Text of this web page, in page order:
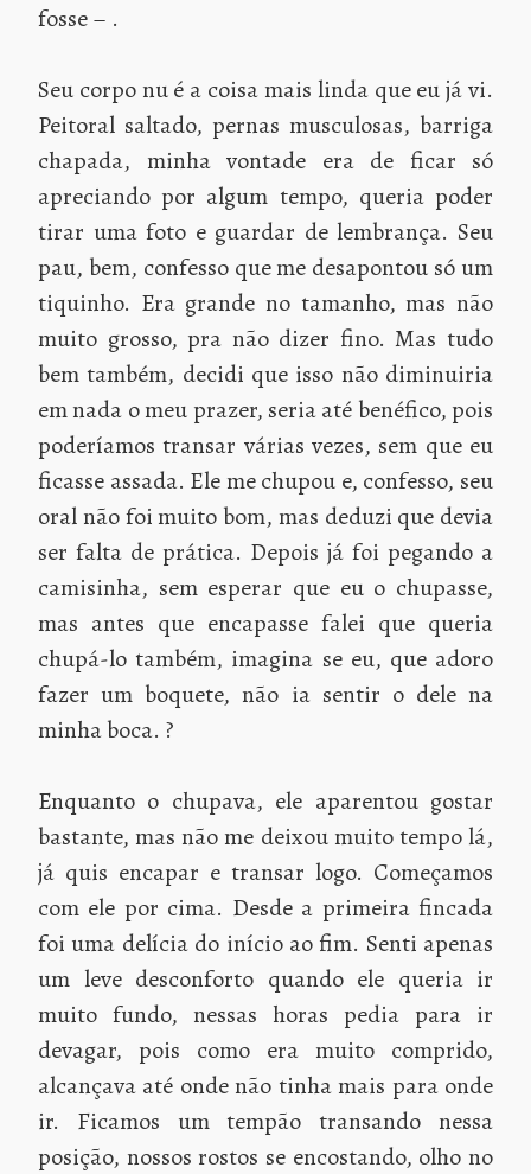
fosse – .
Seu corpo nu é a coisa mais linda que eu já vi.
Peitoral saltado, pernas musculosas, barriga
chapada, minha vontade era de ficar só
apreciando por algum tempo, queria poder
tirar uma foto e guardar de lembrança. Seu
pau, bem, confesso que me desapontou só um
tiquinho. Era grande no tamanho, mas não
muito grosso, pra não dizer fino. Mas tudo
bem também, decidi que isso não diminuiria
em nada o meu prazer, seria até benéfico, pois
poderíamos transar várias vezes, sem que eu
ficasse assada. Ele me chupou e, confesso, seu
oral não foi muito bom, mas deduzi que devia
ser falta de prática. Depois já foi pegando a
camisinha, sem esperar que eu o chupasse,
mas antes que encapasse falei que queria
chupá-lo também, imagina se eu, que adoro
fazer um boquete, não ia sentir o dele na
minha boca. ?
Enquanto o chupava, ele aparentou gostar
bastante, mas não me deixou muito tempo lá,
já quis encapar e transar logo. Começamos
com ele por cima. Desde a primeira fincada
foi uma delícia do início ao fim. Senti apenas
um leve desconforto quando ele queria ir
muito fundo, nessas horas pedia para ir
devagar, pois como era muito comprido,
alcançava até onde não tinha mais para onde
ir. Ficamos um tempão transando nessa
posição, nossos rostos se encostando, olho no